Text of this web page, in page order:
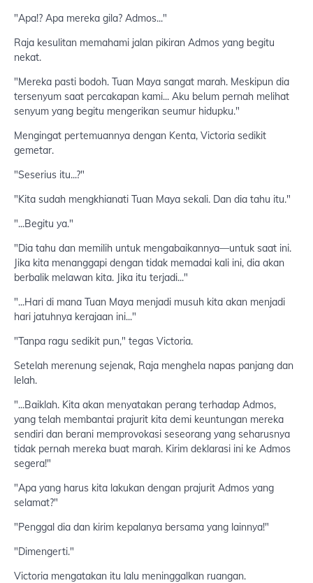
"Apa!? Apa mereka gila? Admos..."
Raja kesulitan memahami jalan pikiran Admos yang begitu
nekat.
"Mereka pasti bodoh. Tuan Maya sangat marah. Meskipun dia
tersenyum saat percakapan kami... Aku belum pernah melihat
senyum yang begitu mengerikan seumur hidupku."
Mengingat pertemuannya dengan Kenta, Victoria sedikit
gemetar.
"Seserius itu...?"
"Kita sudah mengkhianati Tuan Maya sekali. Dan dia tahu itu."
"...Begitu ya."
"Dia tahu dan memilih untuk mengabaikannya—untuk saat ini.
Jika kita menanggapi dengan tidak memadai kali ini, dia akan
berbalik melawan kita. Jika itu terjadi..."
"...Hari di mana Tuan Maya menjadi musuh kita akan menjadi
hari jatuhnya kerajaan ini..."
"Tanpa ragu sedikit pun," tegas Victoria.
Setelah merenung sejenak, Raja menghela napas panjang dan
lelah.
"...Baiklah. Kita akan menyatakan perang terhadap Admos,
yang telah membantai prajurit kita demi keuntungan mereka
sendiri dan berani memprovokasi seseorang yang seharusnya
tidak pernah mereka buat marah. Kirim deklarasi ini ke Admos
segera!"
"Apa yang harus kita lakukan dengan prajurit Admos yang
selamat?"
"Penggal dia dan kirim kepalanya bersama yang lainnya!"
"Dimengerti."
Victoria mengatakan itu lalu meninggalkan ruangan.